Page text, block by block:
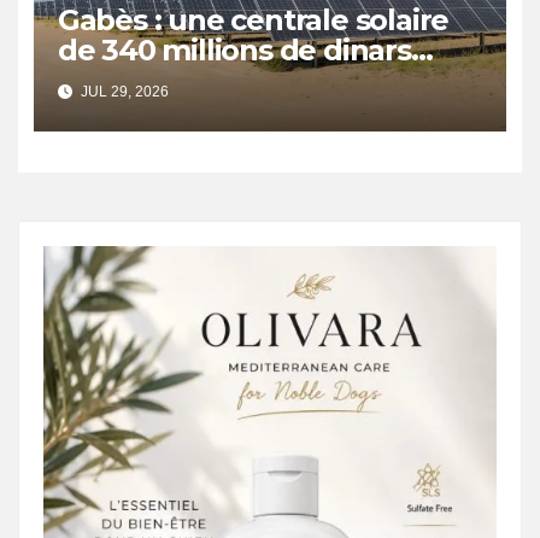
Gabès : une centrale solaire
de 340 millions de dinars
pour renforcer la transition
énergétique et créer 400
emplois
JUL 29, 2026